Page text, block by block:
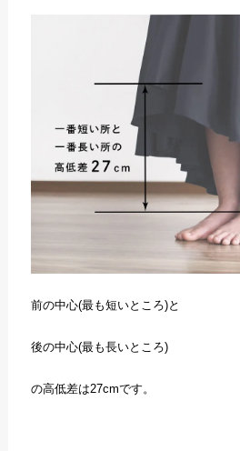
前の中心(最も短いところ)と
後の中心(最も長いところ)
の高低差は27cmです。